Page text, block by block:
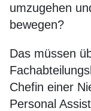
umzugehen
bewegen?
Das müssen
Chefin einer
Personal